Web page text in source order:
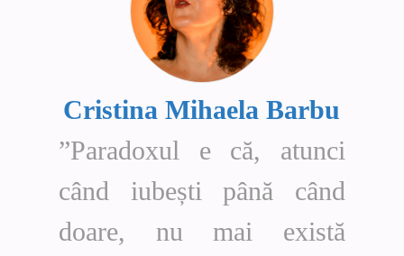
Cristina Mihaela Barbu
”Paradoxul e că, atunci
când iubești până când
doare, nu mai există